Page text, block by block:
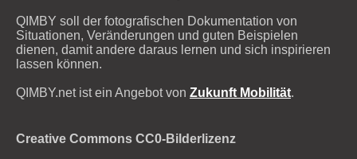
QIMBY soll der fotografischen Dokumentation von
Situationen, Veränderungen und guten Beispielen
dienen, damit andere daraus lernen und sich inspirieren
lassen können.
QIMBY.net ist ein Angebot von Zukunft Mobilität.
Creative Commons CC0-Bilderlizenz